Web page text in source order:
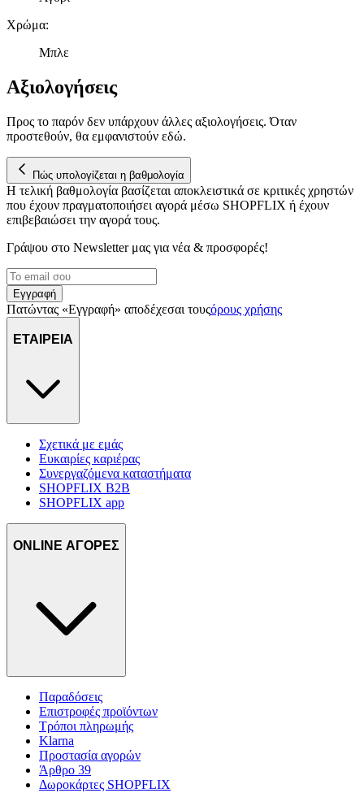
Χρώμα:
Μπλε
Αξιολογήσεις
Προς το παρόν δεν υπάρχουν άλλες αξιολογήσεις. Όταν
προστεθούν, θα εμφανιστούν εδώ.
Πώς υπολογίζεται η βαθμολογία
Η τελική βαθμολογία βασίζεται αποκλειστικά σε κριτικές χρηστών
που έχουν πραγματοποιήσει αγορά μέσω SHOPFLIX ή έχουν
επιβεβαιώσει την αγορά τους.
Γράψου στο Νewsletter μας για νέα & προσφορές!
Εγγραφή
Πατώντας «Εγγραφή» αποδέχεσαι τουςόρους χρήσης
ΕΤΑΙΡΕΙΑ
Σχετικά με εμάς
Ευκαιρίες καριέρας
Συνεργαζόμενα καταστήματα
SHOPFLIX B2B
SHOPFLIX app
ONLINE ΑΓΟΡΕΣ
Παραδόσεις
Επιστροφές προϊόντων
Τρόποι πληρωμής
Klarna
Προστασία αγορών
Άρθρο 39
Δωροκάρτες SHOPFLIX